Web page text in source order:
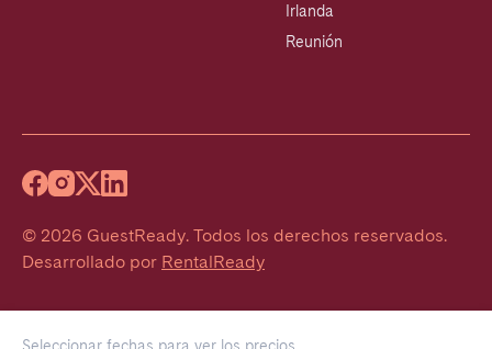
Irlanda
Reunión
© 2026 GuestReady. Todos los derechos reservados.
Desarrollado por RentalReady